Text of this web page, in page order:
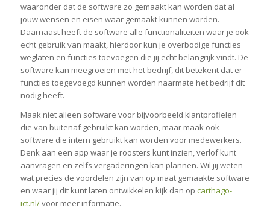
waaronder dat de software zo gemaakt kan worden dat al
jouw wensen en eisen waar gemaakt kunnen worden.
Daarnaast heeft de software alle functionaliteiten waar je ook
echt gebruik van maakt, hierdoor kun je overbodige functies
weglaten en functies toevoegen die jij echt belangrijk vindt. De
software kan meegroeien met het bedrijf, dit betekent dat er
functies toegevoegd kunnen worden naarmate het bedrijf dit
nodig heeft.
Maak niet alleen software voor bijvoorbeeld klantprofielen
die van buitenaf gebruikt kan worden, maar maak ook
software die intern gebruikt kan worden voor medewerkers.
Denk aan een app waar je roosters kunt inzien, verlof kunt
aanvragen en zelfs vergaderingen kan plannen. Wil jij weten
wat precies de voordelen zijn van op maat gemaakte software
en waar jij dit kunt laten ontwikkelen kijk dan op carthago-
ict.nl/voor meer informatie.